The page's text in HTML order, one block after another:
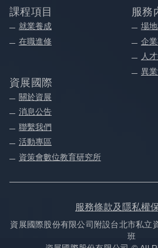
課程項目
就業養成
在職進修
服務
場
企
人
異
資展國際
關於資展
消息公告
聯繫我們
活動專區
資策會數位教育研究所
服務條款及隱私權
資展國際股份有限公司附設台北市私立
班